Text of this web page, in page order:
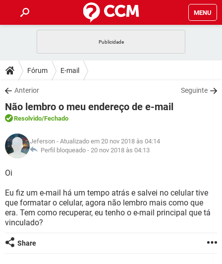
MENU
CELULAR
OUTLOOK
INSTAGRAM GMAIL
GUIA DE COMPRAS
DICAS
JOGOS
OUTLOOK
INSTAGRAM
GUIA DE COMPRAS
DOWNLOADS
JOGOS WHATSAPP
CELULAR
OUTLOOK EXCEL
INSTAGRAM
GUIA DE COMPRAS
FÓRUM
JOGOS
CELULAR FACEBOOK
GUIA DE COMPRAS
GLOSSÁRIO
JOGOS
CELULAR
OUTLOOK EXCEL
INSTAGRAM
GUIA DE COMPRAS
Fórum E-mail
Anterior Seguinte
Não lembro o meu endereço de e-mail
Resolvido/Fechado
Jeferson - Atualizado em 20 nov 2018 às 04:14
Perfil bloqueado - 20 nov 2018 às 04:13
Oi
Eu fiz um e-mail há um tempo atrás e salvei no celular tive
que formatar o celular, agora não lembro mais como que
era. Tem como recuperar, eu tenho o e-mail principal que tá
vinculado?
Share